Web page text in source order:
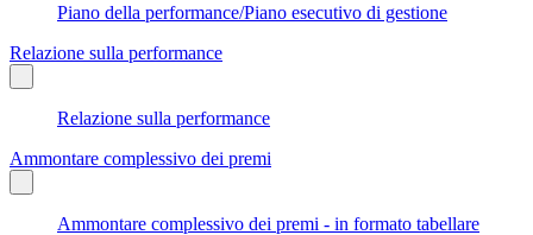
Piano della performance/Piano esecutivo di gestione
Relazione sulla performance
Relazione sulla performance
Ammontare complessivo dei premi
Ammontare complessivo dei premi - in formato tabellare